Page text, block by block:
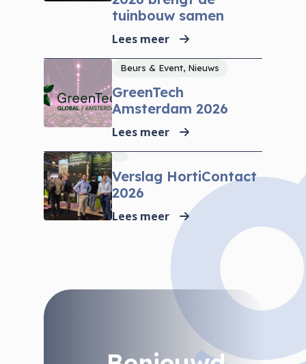
tuinbouw samen
Lees meer
Beurs & Event, Nieuws
GreenTech
Amsterdam 2026
Lees meer
Verslag HortiContact
2026
Lees meer